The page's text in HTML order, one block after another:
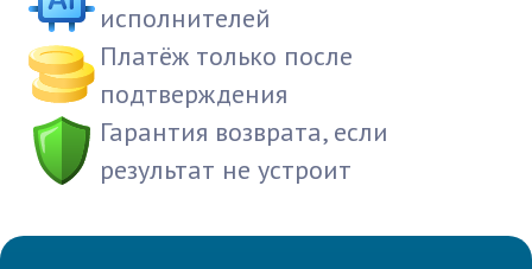
исполнителей
Платёж только после
подтверждения
Гарантия возврата, если
результат не устроит